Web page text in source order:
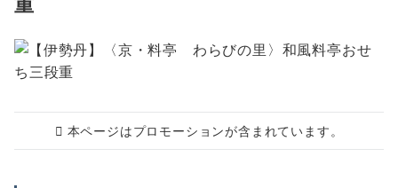
本ページはプロモーションが含まれています。